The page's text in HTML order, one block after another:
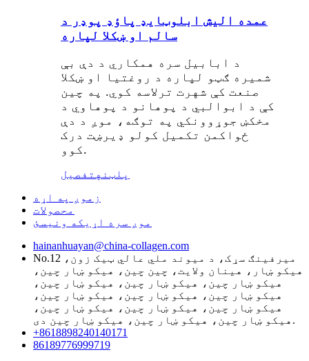
عمده الیش ابلوټایډ پاؤډ پوډر د
سالم او ښکلا لپاره
د ابابیل سره همکاري د دې بې
شمیره ګټو لپاره د روغتیا او ښکلا
صنعت کې شهرت ترلاسه کوي. په چین
کې د ابوالبي د پوهانو د پوهاوي د
مخکښ جوړوونکي په توګه، موږ د دې
ځواکمن تکمیل کولو ډیرښت درک
کوو.
پلټنهتفصیل
زموږ په اړه
محصولات
موږ سره اړیکه ونیسئ
hainanhuayan@china-collagen.com
No.12 میرفینګ سړک، د میوند ملي عالي ټیک زون،
هیکو ښار، هینان ولایت، چین چین، هیکو ښار چین،
هیکو ښار چین، هیکو ښار چین، هیکو ښار چین،
هیکو ښار چین، هیکو ښار چین، هیکو ښار چین،
هیکو ښار چین، هیکو ښار چین، هیکو ښار چین،
هیکو ښار چین، هیکو ښار چین، هیکو ښار چین دی.
+8618898240140171
86189776999719